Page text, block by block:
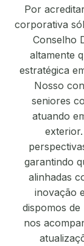
Por
corporativa
Conselho
altamente
estratégica
Nosso
seniores
atuando
garantindo
alinhadas
inovação
dispomos de
nos